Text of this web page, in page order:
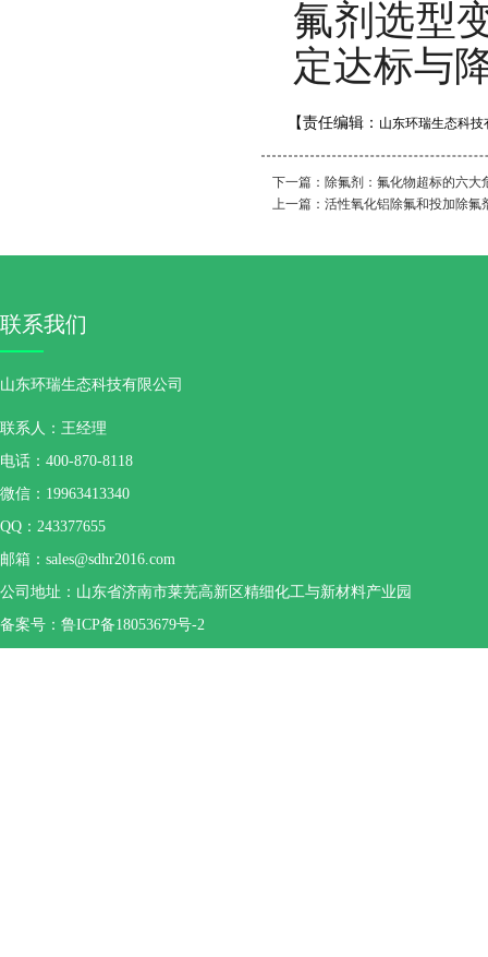
氟剂选型
定达标与
【责任编辑： 山东环瑞生态科技
下一篇： 除氟剂：氟化物超标的六大
上一篇： 活性氧化铝除氟和投加除氟
联系我们
山东环瑞生态科技有限公司
联系人：王经理
电话：400-870-8118
微信：19963413340
QQ：243377655
邮箱：sales@sdhr2016.com
公司地址：山东省济南市莱芜高新区精细化工与新材料产业园
备案号：鲁ICP备18053679号-2